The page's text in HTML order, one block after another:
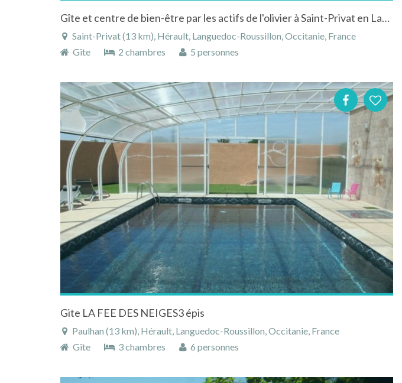
Gîte et centre de bien-être par les actifs de l'olivier à Saint-Privat en Languedoc.
Saint-Privat (13 km), Hérault, Languedoc-Roussillon, Occitanie, France
Gîte
2 chambres 5 personnes
Gite LA FEE DES NEIGES3 épis
Paulhan (13 km), Hérault, Languedoc-Roussillon, Occitanie, France
Gîte
3 chambres 6 personnes